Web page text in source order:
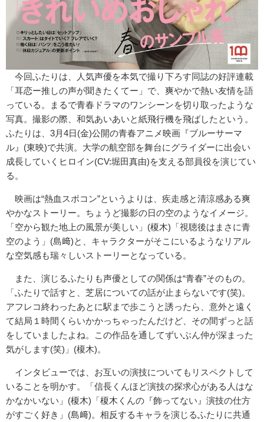
今回ふたりは、人気声優を本気で撮り下ろす同誌の好評連載
「耳恋ー推しの声が聞きたくてー」で、爽やかで熱い友情を語
っている。まるで青春ドラマのワンシーンを切り取ったような
写真。撮影の際、和気あいあいと紙飛行機を飛ばしたという。
ふたりは、3月4日(金)公開の青春アニメ映画『ブルーサーマ
ル』(東映)で共演。大学の航空部を舞台にグライダーに出会い
成長していくヒロイン(CV:堀田真由)を支える部員役を演じてい
る。
映画は“熱血スポコン”というよりは、疾走感と清涼感ある爽
やかなストーリー。ちょうど撮影の日の空のようなイメージ。
「空から観た地上の風景が美しい」(榎木)「視聴後はまさに青
空のよう」(島﨑)と、キャラクターがそこにいるようなリアル
な空気感も瑞々しいストーリーとなっている。
また、演じるふたりも声優としての関係は“青春”そのもの。
「ふたりで話すと、芝居についての話が止まらないです(笑)。
アフレコ終わったあとに駅まで歩こうと誘ったら、意外と遠く
て結局１時間くらいかかっちゃったんだけど、その間ずっと話
をしていましたよね。この作品を通してずいぶん仲が深まった
気がします(笑)」(榎木)。
インタビューでは、お互いの演技についてもリスペクトして
いることを明かす。「信長くんほど演技の探求心がある人はな
かなかいない」(榎木)「榎木くんの『飾ってない』演技の仕方
がすごく好き」(島﨑)。相反するキャラを演じるふたりに共通